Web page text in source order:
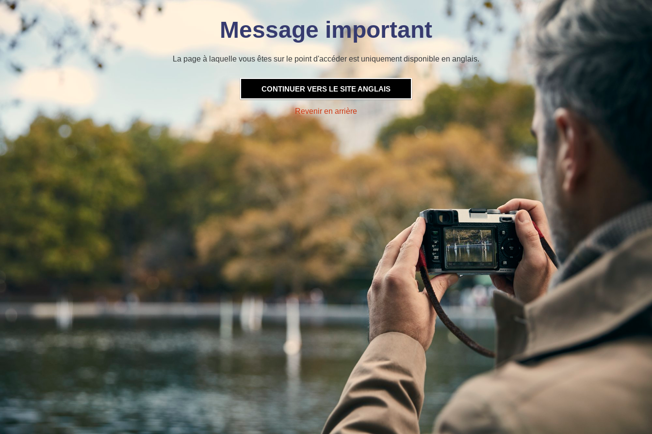
Message important
La page à laquelle vous êtes sur le point d'accéder est uniquement disponible en anglais.
CONTINUER VERS LE SITE ANGLAIS
Revenir en arrière